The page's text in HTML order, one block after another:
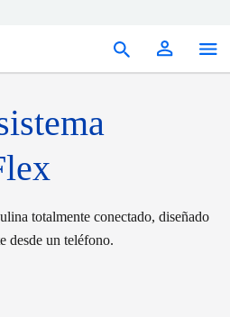
totalmente conectado, diseñado
desde un teléfono.